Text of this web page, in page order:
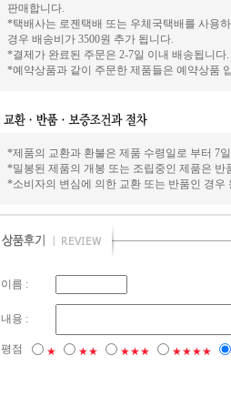
판매합니다.
*택배사는 로젠택배 또는 우체국택배를 사용
경우 배송비가 3500원 추가 됩니다.
*결제가 완료된 주문은 2-7일 이내 배송됩니다.
*예약상품과 같이 주문한 제품들은 예약상품
*제품의 교환과 환불은 제품 수령일로 부터 7
*밀봉된 제품의 개봉 또는 조립중인 제품은 반
*소비자의 변심에 의한 교환 또는 반품인 경우
이름 :
내용 :
평점 ★ ★★ ★★★ ★★★★